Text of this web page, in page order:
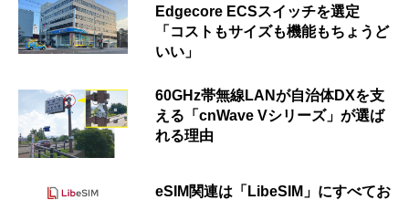
Edgecore ECSスイッチを選定
「コストもサイズも機能もちょうど
いい」
60GHz帯無線LANが自治体DXを支
える「cnWave Vシリーズ」が選ば
れる理由
eSIM関連は「LibeSIM」にすべてお